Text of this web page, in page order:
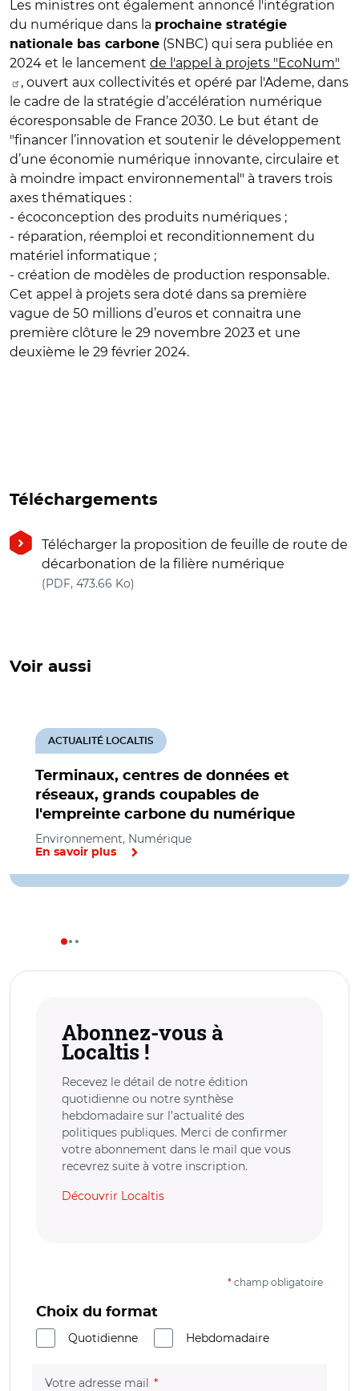
Les ministres ont également annoncé l'intégration
du numérique dans la prochaine stratégie
nationale bas carbone (SNBC) qui sera publiée en
2024 et le lancement de l'appel à projets "EcoNum"
, ouvert aux collectivités et opéré par l'Ademe, dans
le cadre de la stratégie d’accélération numérique
écoresponsable de France 2030. Le but étant de
"financer l’innovation et soutenir le développement
d’une économie numérique innovante, circulaire et
à moindre impact environnemental" à travers trois
axes thématiques :
- écoconception des produits numériques ;
- réparation, réemploi et reconditionnement du
matériel informatique ;
- création de modèles de production responsable.
Cet appel à projets sera doté dans sa première
vague de 50 millions d’euros et connaitra une
première clôture le 29 novembre 2023 et une
deuxième le 29 février 2024.
Téléchargements
Télécharger la proposition de feuille de route de
décarbonation de la filière numérique
(PDF, 473.66 Ko)
Voir aussi
Terminaux, centres de données et
réseaux, grands coupables de
l'empreinte carbone du numérique
ACTUALITÉ LOCALTIS
Environnement, Numérique
En savoir plus
Abonnez-vous à
Localtis !
Recevez le détail de notre édition
quotidienne ou notre synthèse
hebdomadaire sur l’actualité des
politiques publiques. Merci de confirmer
votre abonnement dans le mail que vous
recevrez suite à votre inscription.
Découvrir Localtis
* champ obligatoire
Choix du format
Quotidienne
Hebdomadaire
Votre adresse mail (champ obligatoire)